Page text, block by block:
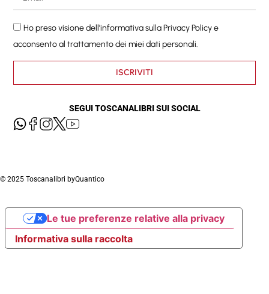
Ho preso visione dell'informativa sullaPrivacy Policye
acconsento al trattamento dei miei dati personali.
ISCRIVITI
SEGUI TOSCANALIBRI SUI SOCIAL
© 2025 Toscanalibri byQuantico
Informativa sulla raccolta
Le tue preferenze relative alla privacy